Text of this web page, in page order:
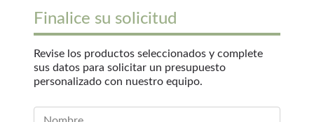
Finalice su solicitud
Revise los productos seleccionados y complete
sus datos para solicitar un presupuesto
personalizado con nuestro equipo.